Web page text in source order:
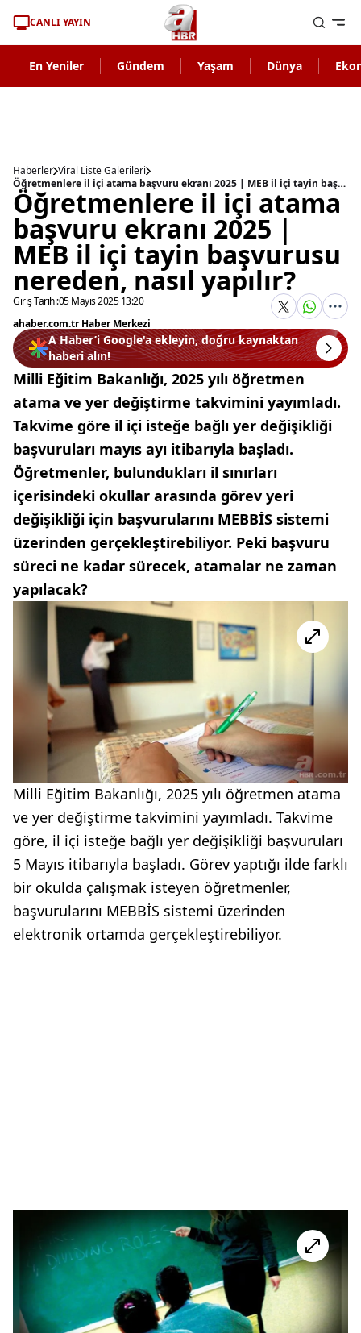
CANLI YAYIN
En Yeniler Gündem Yaşam Dünya
Haberler Viral Liste Galerileri
Öğretmenlere il içi atama başvuru ekranı 2025 | MEB il içi tayin başvurusu nereden, nasıl yapılır?
Öğretmenlere il içi atama
başvuru ekranı 2025 |
MEB il içi tayin başvurusu
nereden, nasıl yapılır?
Giriş Tarihi:05 Mayıs 2025 13:20
ahaber.com.tr Haber Merkezi
A Haber’i Google'a ekleyin, doğru kaynaktan
haberi alın!
Milli Eğitim Bakanlığı, 2025 yılı öğretmen
atama ve yer değiştirme takvimini yayımladı.
Takvime göre il içi isteğe bağlı yer değişikliği
başvuruları mayıs ayı itibarıyla başladı.
Öğretmenler, bulundukları il sınırları
içerisindeki okullar arasında görev yeri
değişikliği için başvurularını MEBBİS sistemi
üzerinden gerçekleştirebiliyor. Peki başvuru
süreci ne kadar sürecek, atamalar ne zaman
yapılacak?
Milli Eğitim Bakanlığı, 2025 yılı öğretmen atama
ve yer değiştirme takvimini yayımladı. Takvime
göre, il içi isteğe bağlı yer değişikliği başvuruları
5 Mayıs itibarıyla başladı. Görev yaptığı ilde farklı
bir okulda çalışmak isteyen öğretmenler,
başvurularını MEBBİS sistemi üzerinden
elektronik ortamda gerçekleştirebiliyor.